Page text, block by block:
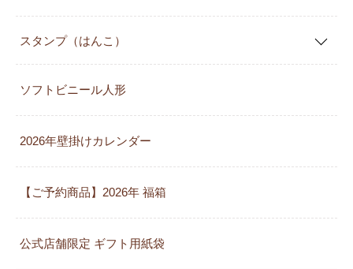
スタンプ（はんこ）
ソフトビニール人形
2026年壁掛けカレンダー
【ご予約商品】2026年 福箱
公式店舗限定 ギフト用紙袋